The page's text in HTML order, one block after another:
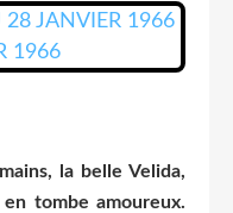
la belle Velida,
tombe amoureux.